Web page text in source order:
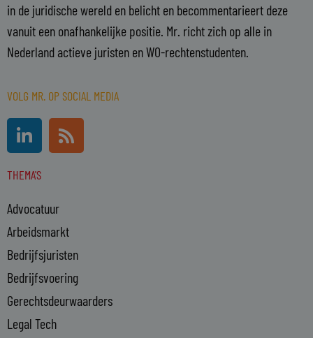
in de juridische wereld en belicht en becommentarieert deze
vanuit een onafhankelijke positie. Mr. richt zich op alle in
Nederland actieve juristen en WO-rechtenstudenten.
VOLG MR. OP SOCIAL MEDIA
L
i
n
k
d
i
n
-
i
n
R
s
s
THEMA'S
Advocatuur
Arbeidsmarkt
Bedrijfsjuristen
Bedrijfsvoering
Gerechtsdeurwaarders
Legal Tech